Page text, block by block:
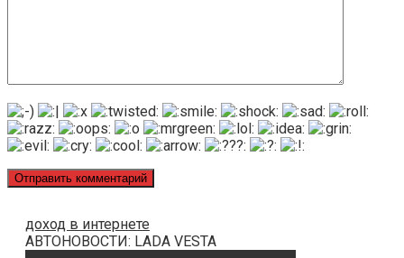
доход в интернете
АВТОНОВОСТИ: LADA VESTA